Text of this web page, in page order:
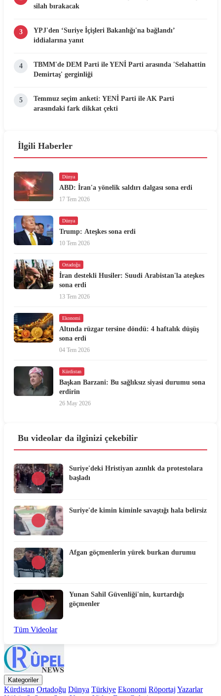
silah bırakacak
3
YPJ'den ‘Suriye İçişleri Bakanlığı'na bağlandı’
iddialarına yanıt
4
TBMM'de DEM Parti ile YENİ Parti arasında 'Selahattin
Demirtaş' gerginliği
5
Temmuz seçim anketi: YENİ Parti ile AK Parti
arasındaki fark dikkat çekti
İlgili Haberler
Dünya
ABD: İran'a yönelik saldırı dalgası sona erdi
17 Tem 2026
Dünya
Trump: Ateşkes sona erdi
10 Tem 2026
Ortadoğu
İran destekli Husiler: Suudi Arabistan'la ateşkes
sona erdi
13 Tem 2026
Ekonomi
Altında rüzgar tersine döndü: 4 haftalık düşüş
sona erdi
04 Tem 2026
Kürdistan
Başkan Barzani: Bu sağlıksız siyasi durumu sona
erdirin
26 May 2026
Bu videolar da ilginizi çekebilir
Suriye'deki Hristiyan azınlık da protestolara
başladı
Suriye'de kimin kiminle savaştığı hala belirsiz
Afgan göçmenlerin yürek burkan durumu
Yunan Sahil Güvenliği'nin, kurtardığı
göçmenler
Tüm Videolar
Kategoriler
Kürdistan Ortadoğu Dünya Türkiye Ekonomi Röportaj Yazarlar